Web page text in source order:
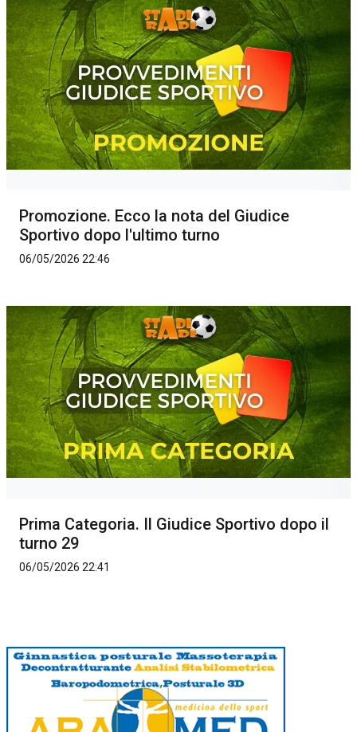
Promozione. Ecco la nota del Giudice
Sportivo dopo l'ultimo turno
06/05/2026 22:46
Prima Categoria. Il Giudice Sportivo dopo il
turno 29
06/05/2026 22:41